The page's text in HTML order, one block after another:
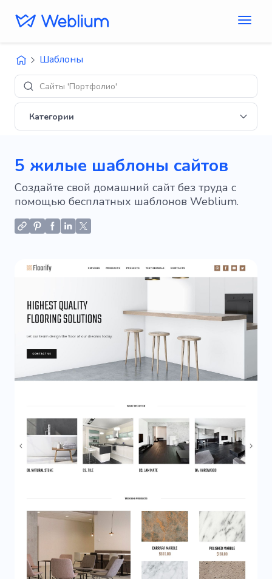
Шаблоны
Сайты 'Портфолио'
Категории
5 жилые шаблоны сайтов
Создайте свой домашний сайт без труда с
помощью бесплатных шаблонов Weblium.